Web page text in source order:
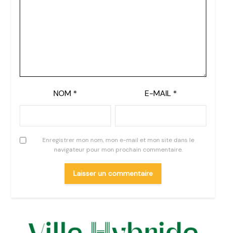
NOM * E-MAIL *
Enregistrer mon nom, mon e-mail et mon site dans le
navigateur pour mon prochain commentaire.